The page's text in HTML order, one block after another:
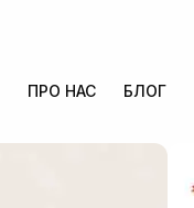
ПРО НАС БЛОГ